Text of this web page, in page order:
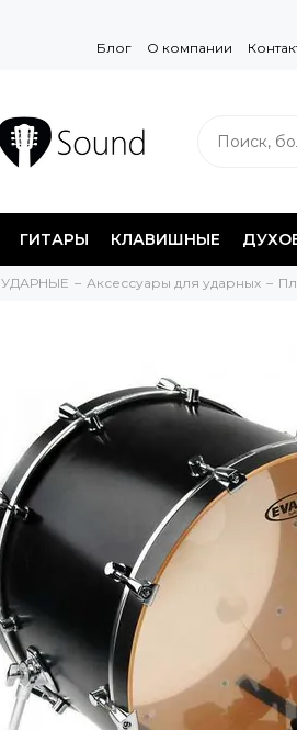
Блог О компании
ГИТАРЫ КЛАВИШНЫЕ
УДАРНЫЕ Аксессуары для ударных